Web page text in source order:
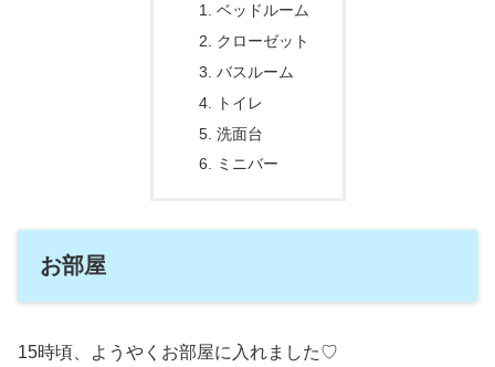
ベッドルーム
クローゼット
バスルーム
トイレ
洗面台
ミニバー
お部屋
15時頃、ようやくお部屋に入れました♡